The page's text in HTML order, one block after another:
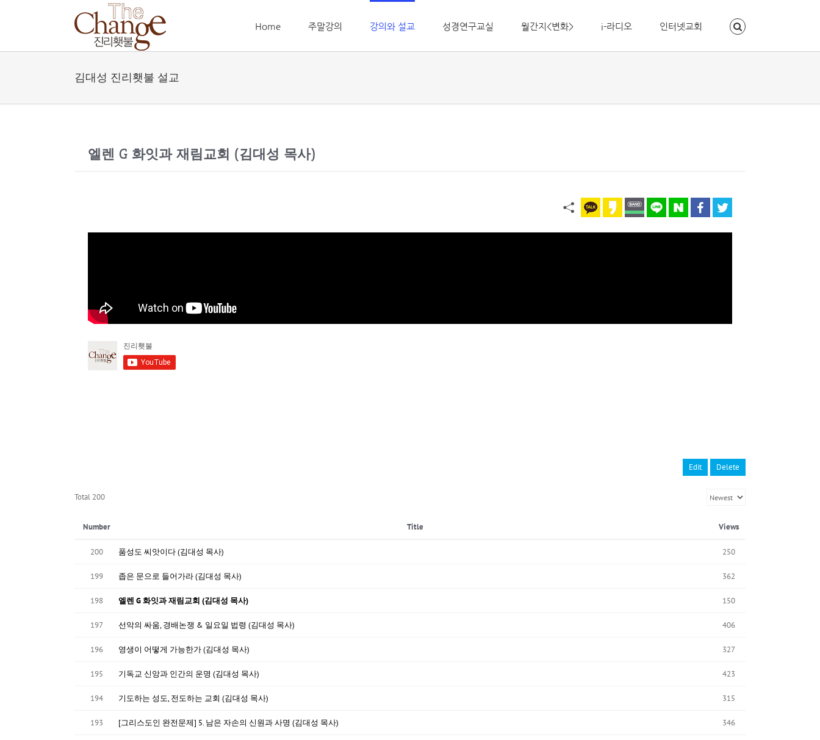
Home 주말강의 강의와 설교 성경연구교실 월간지<변화> i-라디오 인터넷교회
김대성 진리횃불 설교
엘렌 G 화잇과 재림교회 (김대성 목사)
Edit Delete
Total 200
Number Title Views
200 품성도 씨앗이다 (김대성 목사) 250
199 좁은 문으로 들어가라 (김대성 목사) 362
198 엘렌 G 화잇과 재림교회 (김대성 목사) 150
197 선악의 싸움, 경배논쟁 & 일요일 법령 (김대성 목사) 406
196 영생이 어떻게 가능한가 (김대성 목사) 327
195 기독교 신앙과 인간의 운명 (김대성 목사) 423
194 기도하는 성도, 전도하는 교회 (김대성 목사) 315
193 [그리스도인 완전문제] 5. 남은 자손의 신원과 사명 (김대성 목사) 346